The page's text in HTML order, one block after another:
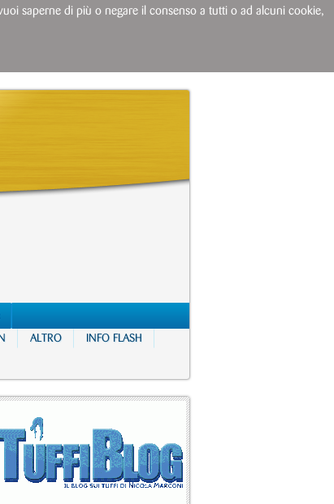
ALTRO INFO FLASH
saperne di più o negare il consenso a tutti o ad alcuni cookie,